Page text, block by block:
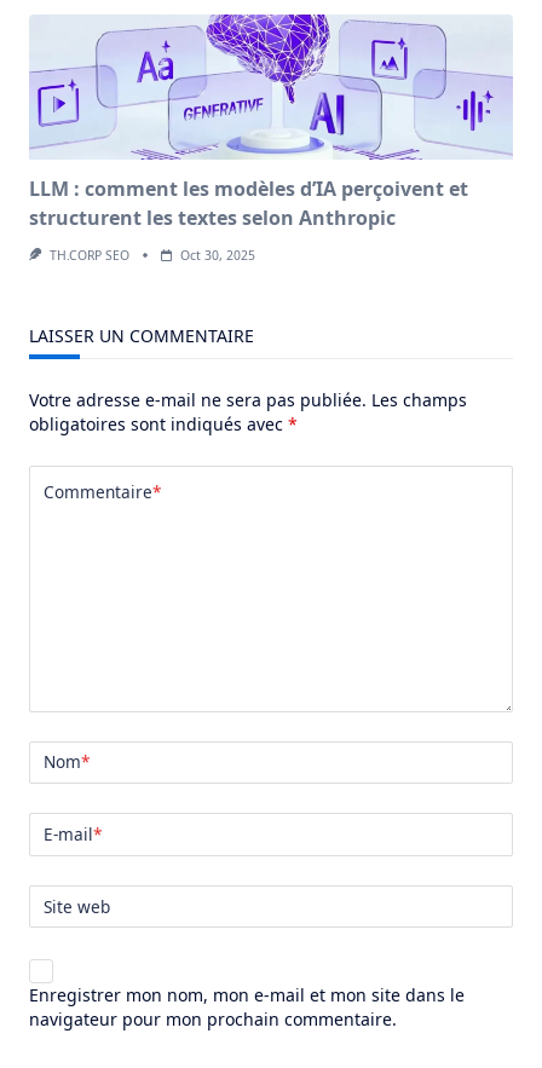
LLM : comment les modèles d’IA perçoivent et
structurent les textes selon Anthropic
TH.CORP SEO Oct 30, 2025
LAISSER UN COMMENTAIRE
Votre adresse e-mail ne sera pas publiée. Les champs
obligatoires sont indiqués avec *
Commentaire*
Nom*
E-mail*
Site web
Enregistrer mon nom, mon e-mail et mon site dans le
navigateur pour mon prochain commentaire.